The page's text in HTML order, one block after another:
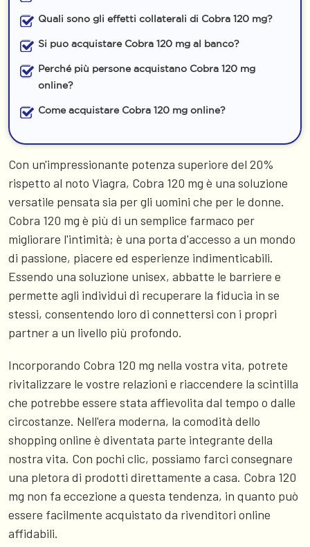
Quali sono gli effetti collaterali di Cobra 120 mg?
Si puo acquistare Cobra 120 mg al banco?
Perché più persone acquistano Cobra 120 mg
online?
Come acquistare Cobra 120 mg online?
Con un'impressionante potenza superiore del 20%
rispetto al noto Viagra, Cobra 120 mg è una soluzione
versatile pensata sia per gli uomini che per le donne.
Cobra 120 mg è più di un semplice farmaco per
migliorare l'intimità; è una porta d'accesso a un mondo
di passione, piacere ed esperienze indimenticabili.
Essendo una soluzione unisex, abbatte le barriere e
permette agli individui di recuperare la fiducia in se
stessi, consentendo loro di connettersi con i propri
partner a un livello più profondo.
Incorporando Cobra 120 mg nella vostra vita, potrete
rivitalizzare le vostre relazioni e riaccendere la scintilla
che potrebbe essere stata affievolita dal tempo o dalle
circostanze. Nell'era moderna, la comodità dello
shopping online è diventata parte integrante della
nostra vita. Con pochi clic, possiamo farci consegnare
una pletora di prodotti direttamente a casa. Cobra 120
mg non fa eccezione a questa tendenza, in quanto può
essere facilmente acquistato da rivenditori online
affidabili.